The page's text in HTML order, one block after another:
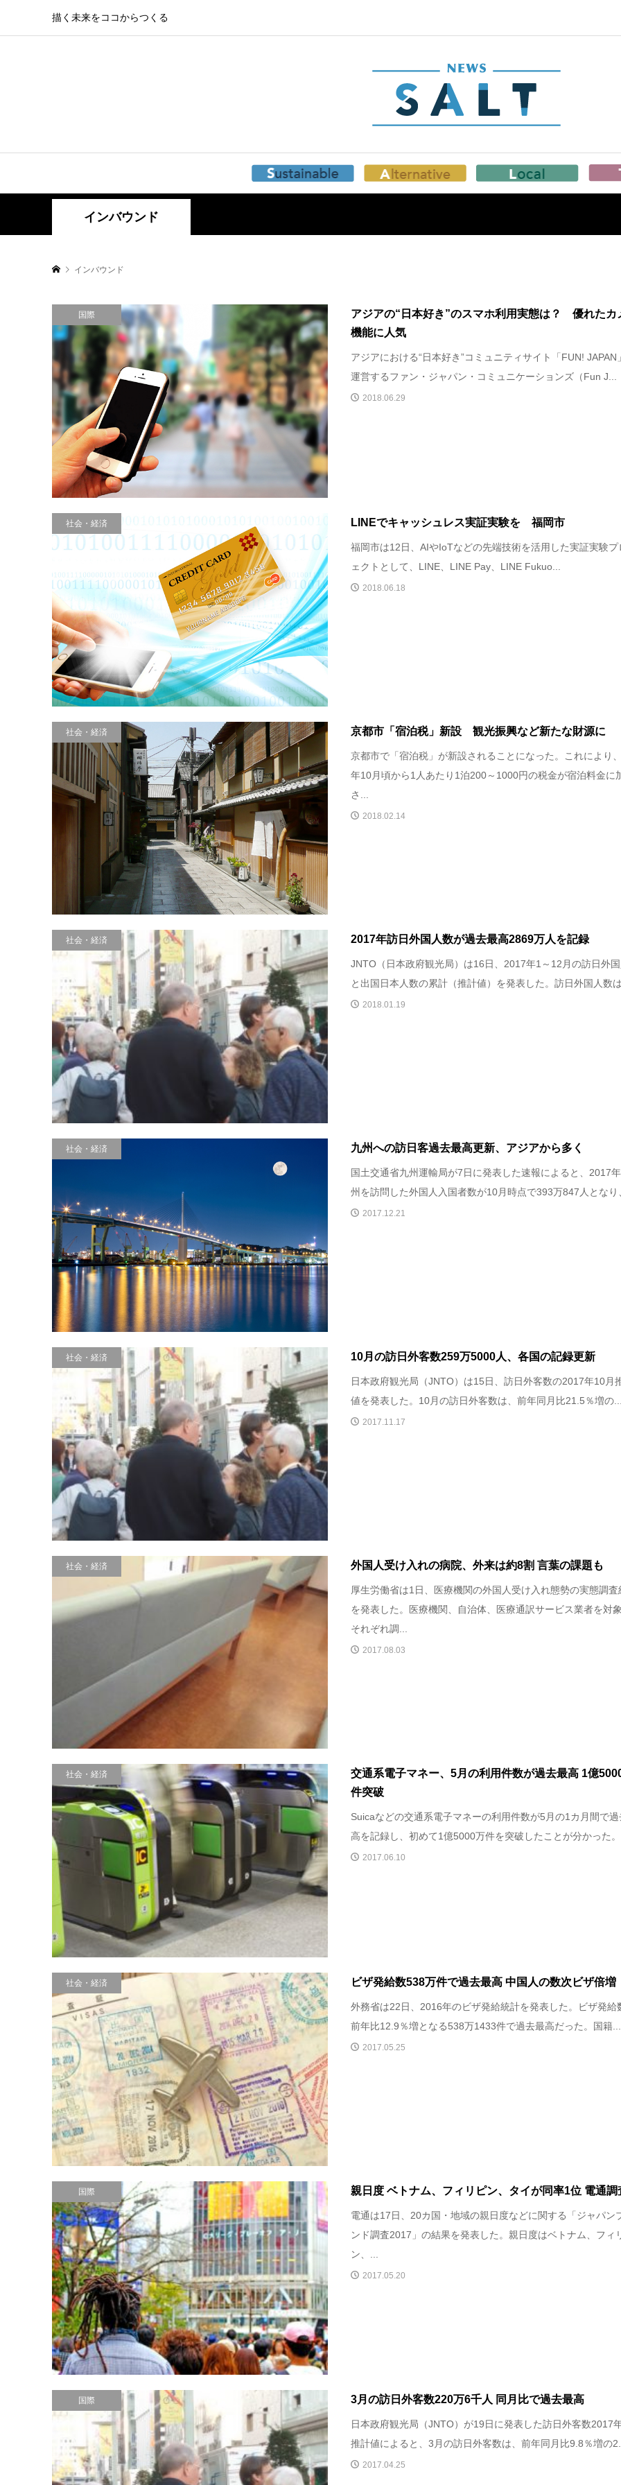
描く未来をココからつくる
インバウンド
インバウンド
国際
アジアの“日本好き”のスマホ利用実態は？ 優れたカ
機能に人気
アジアにおける“日本好き”コミュニティサイト「FUN! JAPAN
運営するファン・ジャパン・コミュニケーションズ（Fun J...
2018.06.29
社会・経済 LINEでキャッシュレス実証実験を 福岡市
福岡市は12日、AIやIoTなどの先端技術を活用した実証実験プ
ェクトとして、LINE、LINE Pay、LINE Fukuo...
2018.06.18
社会・経済 京都市「宿泊税」新設 観光振興など新たな財源に
京都市で「宿泊税」が新設されることになった。これにより
年10月頃から1人あたり1泊200～1000円の税金が宿泊料金に
さ...
2018.02.14
社会・経済 2017年訪日外国人数が過去最高2869万人を記録
JNTO（日本政府観光局）は16日、2017年1～12月の訪日外
と出国日本人数の累計（推計値）を発表した。訪日外国人数
2018.01.19
社会・経済 九州への訪日客過去最高更新、アジアから多く
国土交通省九州運輸局が7日に発表した速報によると、2017
州を訪問した外国人入国者数が10月時点で393万847人となり
2017.12.21
社会・経済 10月の訪日外客数259万5000人、各国の記録更新
日本政府観光局（JNTO）は15日、訪日外客数の2017年10月
値を発表した。10月の訪日外客数は、前年同月比21.5％増の
2017.11.17
社会・経済 外国人受け入れの病院、外来は約8割 言葉の課題も
厚生労働省は1日、医療機関の外国人受け入れ態勢の実態調査
を発表した。医療機関、自治体、医療通訳サービス業者を対
それぞれ調...
2017.08.03
社会・経済
交通系電子マネー、5月の利用件数が過去最高 1億
件突破
Suicaなどの交通系電子マネーの利用件数が5月の1カ月間で
高を記録し、初めて1億5000万件を突破したことが分かった
2017.06.10
社会・経済 ビザ発給数538万件で過去最高 中国人の数次ビザ倍増
外務省は22日、2016年のビザ発給統計を発表した。ビザ発給
前年比12.9％増となる538万1433件で過去最高だった。国籍...
2017.05.25
国際 親日度 ベトナム、フィリピン、タイが同率1位 電通調
電通は17日、20カ国・地域の親日度などに関する「ジャパン
ンド調査2017」の結果を発表した。親日度はベトナム、フィ
ン、...
2017.05.20
国際 3月の訪日外客数220万6千人 同月比で過去最高
日本政府観光局（JNTO）が19日に発表した訪日外客数2017
推計値によると、3月の訪日外客数は、前年同月比9.8％増の
2017.04.25